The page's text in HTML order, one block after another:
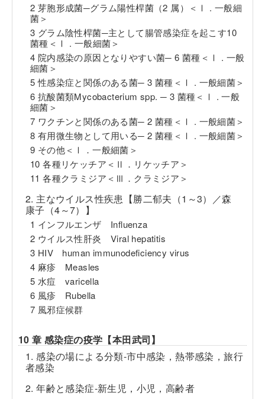
2 芽胞形成菌─グラム陽性桿菌（2 属）＜Ⅰ . 一般細
菌＞
3 グラム陰性桿菌─主として腸管感染症を起こす10
菌種＜Ⅰ . 一般細菌＞
4 院内感染の原因となりやすい菌─ 6 菌種＜Ⅰ . 一般
細菌＞
5 性感染症と関係のある菌─ 3 菌種＜Ⅰ . 一般細菌＞
6 抗酸菌類Mycobacterium spp. ─ 3 菌種＜Ⅰ . 一般
細菌＞
7 ワクチンと関係のある菌─ 2 菌種＜Ⅰ . 一般細菌＞
8 有用微生物として用いる─ 2 菌種＜Ⅰ . 一般細菌＞
9 その他＜Ⅰ．一般細菌＞
10 各種リケッチア＜Ⅱ．リケッチア＞
11 各種クラミジア＜Ⅲ．クラミジア＞
2. 主なウイルス性疾患【勝二郁夫（1～3）／森
康子（4～7）】
1 インフルエンザ Influenza
2 ウイルス性肝炎 Viral hepatitis
3 HIV human immunodeficiency virus
4 麻疹 Measles
5 水痘 varicella
6 風疹 Rubella
7 風邪症候群
10 章 感染症の疫学【本田武司】
1. 感染の場による分類-市中感染，熱帯感染，旅行
者感染
2. 年齢と感染症-新生児，小児，高齢者